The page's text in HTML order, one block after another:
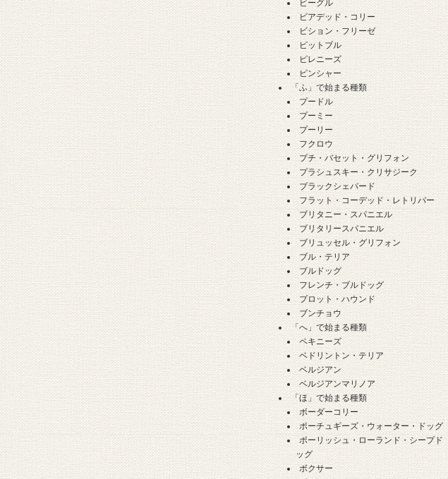
ビーグル
ビアデッド・コリー
ビション・フリーゼ
ピットブル
ピレニーズ
ピンシャー
「ふ」で始まる種類
プードル
プーミー
プーリー
フクロウ
プチ・バセット・グリフォン
プラシュスキー・クリサジーク
ブラックシェパード
フラット・コーデッド・レトリバー
ブリタニー・スパニエル
ブリタリースパニエル
ブリュッセル・グリフォン
ブル・テリア
ブルドッグ
フレンチ・ブルドッグ
プロット・ハウンド
ブンチョウ
「へ」で始まる種類
ペキニーズ
ベドリントン・テリア
ベルジアン
ベルジアンマリノア
「ほ」で始まる種類
ボーダーコリー
ポーチュギーズ・ウォーター・ドッグ
ポーリッシュ・ローランド・シープド
ッグ
ボクサー